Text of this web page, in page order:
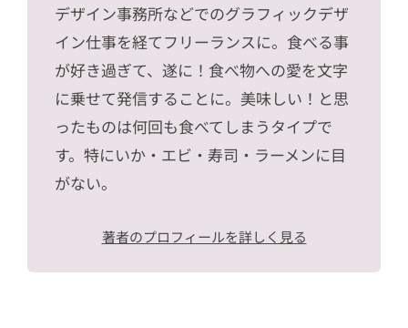
デザイン事務所などでのグラフィックデザ
イン仕事を経てフリーランスに。食べる事
が好き過ぎて、遂に！食べ物への愛を文字
に乗せて発信することに。美味しい！と思
ったものは何回も食べてしまうタイプで
す。特にいか・エビ・寿司・ラーメンに目
がない。
著者のプロフィールを詳しく見る